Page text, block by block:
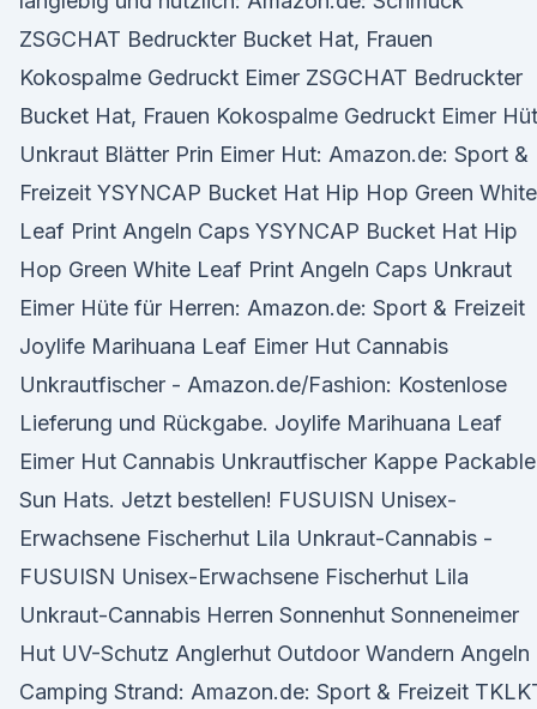
ZSGCHAT Bedruckter Bucket Hat, Frauen
Kokospalme Gedruckt Eimer ZSGCHAT Bedruckter
Bucket Hat, Frauen Kokospalme Gedruckt Eimer
Unkraut Blätter Prin Eimer Hut: Amazon.de: Sport &
Freizeit YSYNCAP Bucket Hat Hip Hop Green White
Leaf Print Angeln Caps YSYNCAP Bucket Hat Hip
Hop Green White Leaf Print Angeln Caps Unkraut
Eimer Hüte für Herren: Amazon.de: Sport & Freizeit
Joylife Marihuana Leaf Eimer Hut Cannabis
Unkrautfischer - Amazon.de/Fashion: Kostenlose
Lieferung und Rückgabe. Joylife Marihuana Leaf
Eimer Hut Cannabis Unkrautfischer Kappe Packable
Sun Hats. Jetzt bestellen! FUSUISN Unisex-
Erwachsene Fischerhut Lila Unkraut-Cannabis -
FUSUISN Unisex-Erwachsene Fischerhut Lila
Unkraut-Cannabis Herren Sonnenhut Sonneneimer
Hut UV-Schutz Anglerhut Outdoor Wandern Angeln
Camping Strand: Amazon.de: Sport & Freizeit